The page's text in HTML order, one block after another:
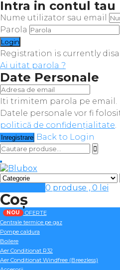
Intra in contul tau
Nume utilizator sau email
Parola
Registration is currently
Ai uitat parola ?
Date Personale
Iti trimitem parola pe email.
Datele personale vor fi
politică de confidențialitate.
Inregistrare Back to Login
0 produse , 0 lei
Coș
NOU OFERTE
Centrale termice pe gaz
Pompe caldura
Boilere
Aer Conditionat R32
Aer Conditionat Windfree (Breezless)